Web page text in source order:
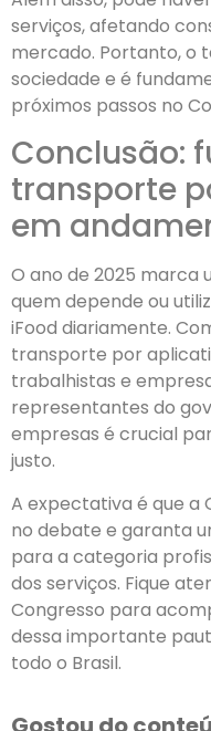
serviços, afetando
mercado. Portanto, o
sociedade e é
próximos passos no
Conclusão:
transporte
em
O ano de 2025 marca
quem depende ou
iFood diariamente.
transporte por
trabalhistas e
representantes do
empresas é crucial
justo.
A expectativa é que a
no debate e garanta
para a categoria
dos serviços. Fique
Congresso para
dessa importante
todo o Brasil.